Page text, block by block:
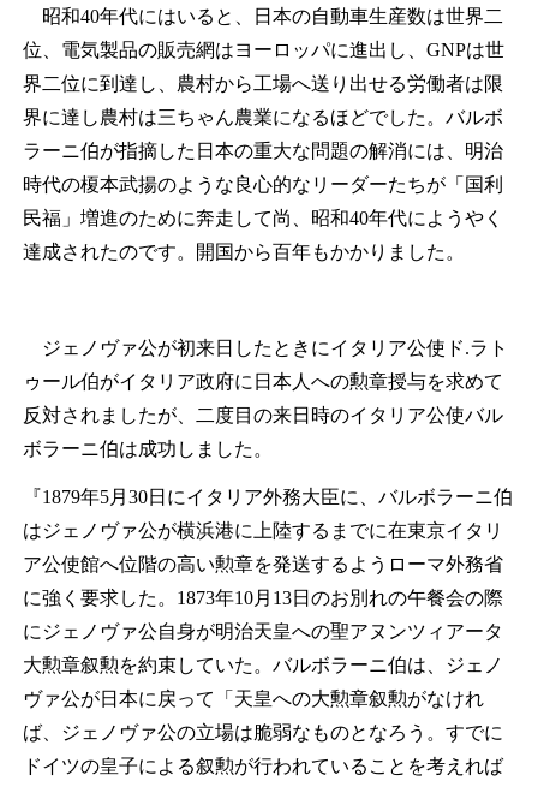
昭和40年代にはいると、日本の自動車生産数は世界二
位、電気製品の販売網はヨーロッパに進出し、GNPは世
界二位に到達し、農村から工場へ送り出せる労働者は限
界に達し農村は三ちゃん農業になるほどでした。バルボ
ラーニ伯が指摘した日本の重大な問題の解消には、明治
時代の榎本武揚のような良心的なリーダーたちが「国利
民福」増進のために奔走して尚、昭和40年代にようやく
達成されたのです。開国から百年もかかりました。
ジェノヴァ公が初来日したときにイタリア公使ド.ラト
ゥール伯がイタリア政府に日本人への勲章授与を求めて
反対されましたが、二度目の来日時のイタリア公使バル
ボラーニ伯は成功しました。
『1879年5月30日にイタリア外務大臣に、バルボラーニ伯
はジェノヴァ公が横浜港に上陸するまでに在東京イタリ
ア公使館へ位階の高い勲章を発送するようローマ外務省
に強く要求した。1873年10月13日のお別れの午餐会の際
にジェノヴァ公自身が明治天皇への聖アヌンツィアータ
大勲章叙勲を約束していた。バルボラーニ伯は、ジェノ
ヴァ公が日本に戻って「天皇への大勲章叙勲がなけれ
ば、ジェノヴァ公の立場は脆弱なものとなろう。すでに
ドイツの皇子による叙勲が行われていることを考えれば